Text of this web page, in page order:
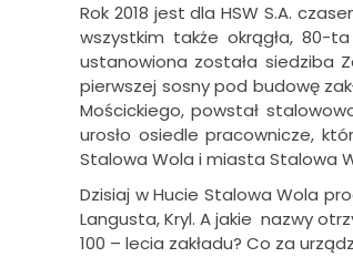
Rok 2018 jest dla HSW S.A.
wszystkim także okrągła, 80-
ustanowiona została siedziba
pierwszej sosny pod budowę
Mościckiego, powstał
urosło osiedle pracownicze,
Stalowa Wola i miasta Stalowa
Dzisiaj w Hucie Stalowa Wola
Langusta, Kryl. A jakie nazwy
100 – lecia zakładu? Co za